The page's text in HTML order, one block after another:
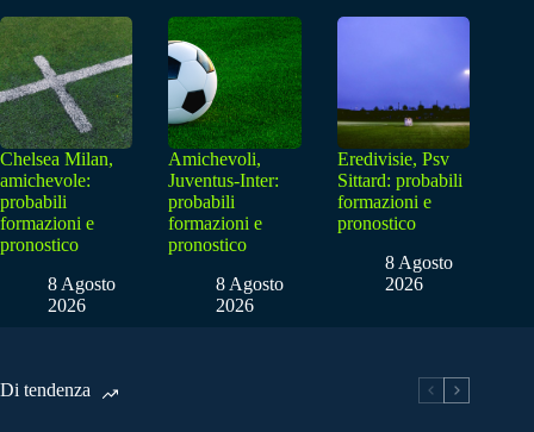
Chelsea Milan,
amichevole:
probabili
formazioni e
pronostico
8 Agosto
2026
Amichevoli,
Juventus-Inter:
probabili
formazioni e
pronostico
8 Agosto
2026
Eredivisie, Psv
Sittard: probabili
formazioni e
pronostico
8 Agosto
2026
Di tendenza